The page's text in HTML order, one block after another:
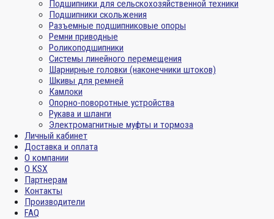
Подшипники для сельскохозяйственной техники
Подшипники скольжения
Разъемные подшипниковые опоры
Ремни приводные
Роликоподшипники
Системы линейного перемещения
Шарнирные головки (наконечники штоков)
Шкивы для ремней
Камлоки
Опорно-поворотные устройства
Рукава и шланги
Электромагнитные муфты и тормоза
Личный кабинет
Доставка и оплата
О компании
О KSX
Партнерам
Контакты
Производители
FAQ